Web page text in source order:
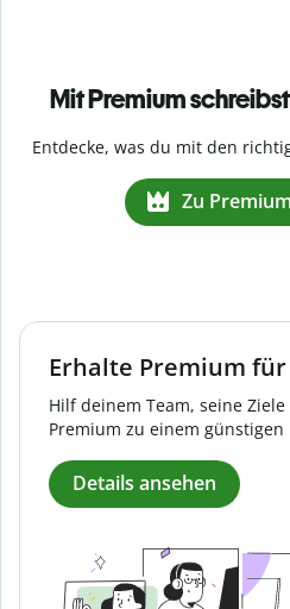
Mit Premium
Entdecke, was du mit den
Zu
Erhalte Premium
Hilf deinem Team, seine
Premium zu einem günstigen
Details ansehen